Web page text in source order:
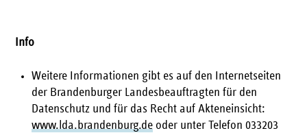
Info
Weitere Informationen gibt es auf den Internetseiten
der Brandenburger Landesbeauftragten für den
Datenschutz und für das Recht auf Akteneinsicht:
www.lda.brandenburg.de oder unter Telefon 033203